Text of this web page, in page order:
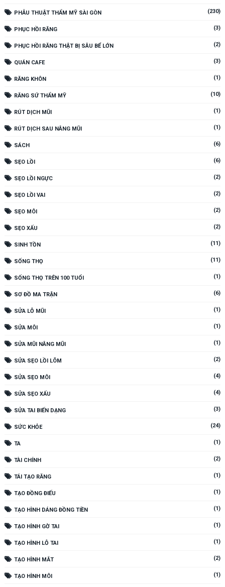
PHẪU THUẬT THẨM MỸ SÀI GÒN (230)
PHỤC HỒI RĂNG (3)
PHỤC HỒI RĂNG THẬT BỊ SÂU BỂ LỚN (2)
QUÁN CAFE (3)
RĂNG KHÔN (1)
RĂNG SỨ THẨM MỸ (10)
RÚT DỊCH MŨI (1)
RÚT DỊCH SAU NÂNG MŨI (1)
SÁCH (6)
SẸO LỒI (6)
SẸO LỒI NGỰC (2)
SẸO LỒI VAI (2)
SẸO MÔI (2)
SẸO XẤU (2)
SINH TỒN (11)
SỐNG THỌ (11)
SỐNG THỌ TRÊN 100 TUỔI (1)
SƠ ĐỒ MA TRẬN (6)
SỬA LỖ MŨI (1)
SỬA MÔI (1)
SỬA MŨI NÂNG MŨI (1)
SỬA SẸO LỒI LÕM (2)
SỬA SẸO MÔI (4)
SỬA SẸO XẤU (4)
SỬA TAI BIẾN DẠNG (3)
SỨC KHỎE (24)
TA (1)
TÀI CHÍNH (2)
TÁI TẠO RĂNG (1)
TẠO ĐỒNG ĐIẾU (1)
TẠO HÌNH DÁNG ĐỒNG TIỀN (1)
TẠO HÌNH GỜ TAI (1)
TẠO HÌNH LỖ TAI (1)
TẠO HÌNH MẮT (2)
TẠO HÌNH MÔI (1)